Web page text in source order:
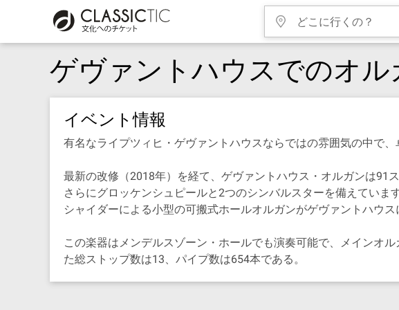
ゲヴァントハウスでのオル
イベント情報
有名なライプツィヒ・ゲヴァントハウスならではの雰囲気の中で
最新の改修（2018年）を経て、ゲヴァントハウス・オルガンは91
さらにグロッケンシュピールと2つのシンバルスターを備えてい
シャイダーによる小型の可搬式ホールオルガンがゲヴァントハウ
この楽器はメンデルスゾーン・ホールでも演奏可能で、メインオ
た総ストップ数は13、パイプ数は654本である。